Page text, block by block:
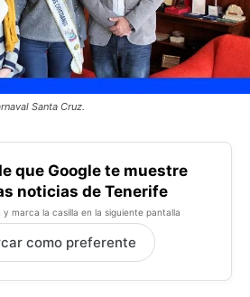
Santa Cruz.
que Google te muestre
noticias de Tenerife
y marca la casilla en la siguiente pantalla
como preferente